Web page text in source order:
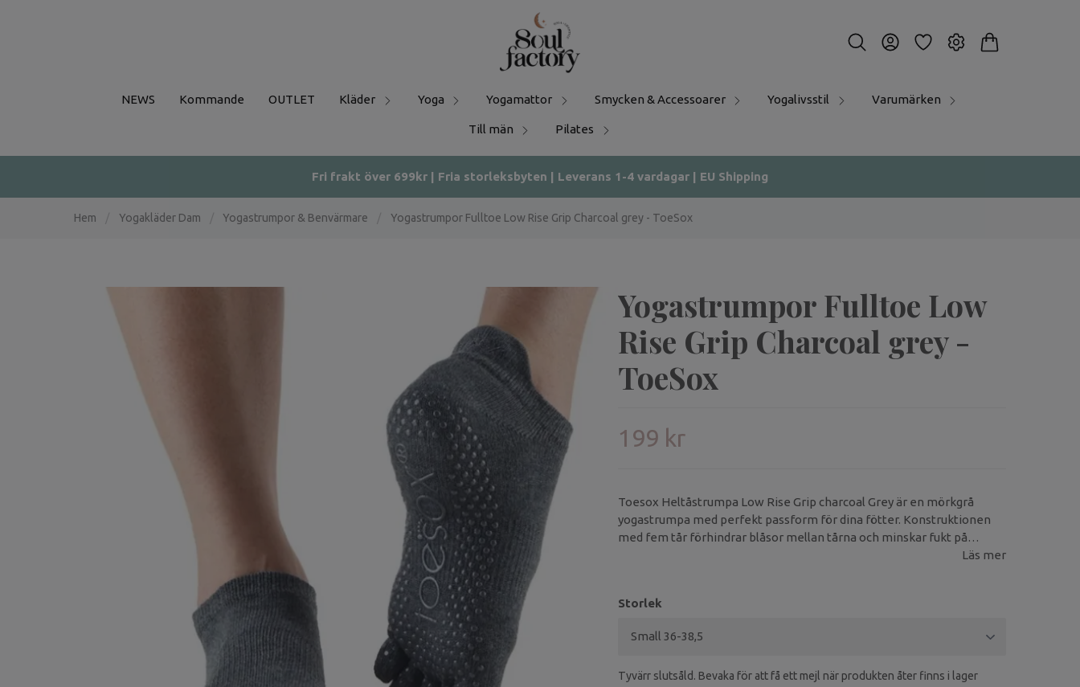
NEWS Kommande OUTLET Kläder Yoga Yogamattor Smycken & Accessoarer Yogalivsstil Varumärken
Till män Pilates
Fri frakt över 699kr | Fria storleksbyten | Leverans 1-4 vardagar | EU Shipping
Hem Yogakläder Dam Yogastrumpor & Benvärmare Yogastrumpor Fulltoe Low Rise Grip Charcoal grey - ToeSox
Yogastrumpor Fulltoe Low
Rise Grip Charcoal grey -
ToeSox
199 kr
Toesox Heltåstrumpa Low Rise Grip charcoal Grey är en mörkgrå
yogastrumpa med perfekt passform för dina fötter. Konstruktionen
med fem tår förhindrar blåsor mellan tårna och minskar fukt på
Läs mer
Storlek
Tyvärr slutsåld. Bevaka för att få ett mejl när produkten åter finns i lager